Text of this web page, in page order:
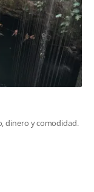
dinero y comodidad.